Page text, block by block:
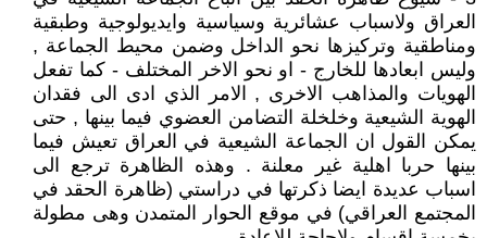
العراق ولاسباب عشائرية وسياسية وايديولوجية وطبقية
ومناطقية وتركيزها نحو الداخل وضمن محيط الجماعة ,
وليس ابعادها للخارج - او نحو الاخر المختلف - كما تفعل
الهويات والمذاهب الاخرى , الامر الذي ادى الى فقدان
الهوية الشيعية وخلخلة التضامن العضوي فيما بينها , حتى
يمكن القول ان الجماعة الشيعية في العراق تعيش فيما
بينها حربا اهلية غير معلنة . وهذه الظاهرة ترجع الى
اسباب عديدة ايضا ذكرتها في دراستي (ظاهرة الحقد في
المجتمع العراقي) في موقع الحوار المتمدن وهى مطولة